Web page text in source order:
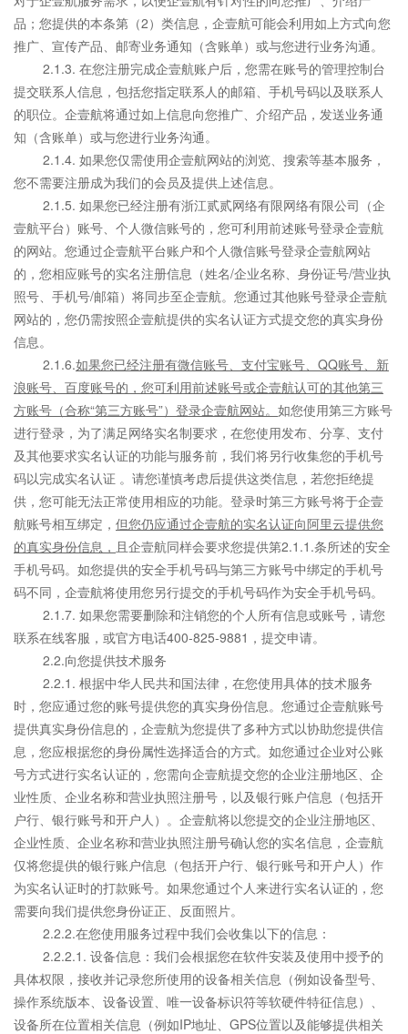
品；您提供的本条第（2）类信息，企壹航可能会利用如上方式向您
推广、宣传产品、邮寄业务通知（含账单）或与您进行业务沟通。
2.1.3. 在您注册完成企壹航账户后，您需在账号的管理控制台
提交联系人信息，包括您指定联系人的邮箱、手机号码以及联系人
的职位。企壹航将通过如上信息向您推广、介绍产品，发送业务通
知（含账单）或与您进行业务沟通。
2.1.4. 如果您仅需使用企壹航网站的浏览、搜索等基本服务，
您不需要注册成为我们的会员及提供上述信息。
2.1.5. 如果您已经注册有浙江贰贰网络有限网络有限公司（企
壹航平台）账号、个人微信账号的，您可利用前述账号登录企壹航
的网站。您通过企壹航平台账户和个人微信账号登录企壹航网站
的，您相应账号的实名注册信息（姓名/企业名称、身份证号/营业执
照号、手机号/邮箱）将同步至企壹航。您通过其他账号登录企壹航
网站的，您仍需按照企壹航提供的实名认证方式提交您的真实身份
信息。
2.1.6.如果您已经注册有微信账号、支付宝账号、QQ账号、新
浪账号、百度账号的，您可利用前述账号或企壹航认可的其他第三
方账号（合称“第三方账号”）登录企壹航网站。 如您使用第三方账号
进行登录，为了满足网络实名制要求，在您使用发布、分享、支付
及其他要求实名认证的功能与服务前，我们将另行收集您的手机号
码以完成实名认证 。请您谨慎考虑后提供这类信息，若您拒绝提
供，您可能无法正常使用相应的功能。登录时第三方账号将于企壹
航账号相互绑定， 但您仍应通过企壹航的实名认证向阿里云提供您
的真实身份信息， 且企壹航同样会要求您提供第2.1.1.条所述的安全
手机号码。如您提供的安全手机号码与第三方账号中绑定的手机号
码不同，企壹航将使用您另行提交的手机号码作为安全手机号码。
2.1.7. 如果您需要删除和注销您的个人所有信息或账号，请您
联系在线客服，或官方电话400-825-9881，提交申请。
2.2.向您提供技术服务
2.2.1. 根据中华人民共和国法律，在您使用具体的技术服务
时，您应通过您的账号提供您的真实身份信息。您通过企壹航账号
提供真实身份信息的，企壹航为您提供了多种方式以协助您提供信
息，您应根据您的身份属性选择适合的方式。如您通过企业对公账
号方式进行实名认证的，您需向企壹航提交您的企业注册地区、企
业性质、企业名称和营业执照注册号，以及银行账户信息（包括开
户行、银行账号和开户人）。企壹航将以您提交的企业注册地区、
企业性质、企业名称和营业执照注册号确认您的实名信息，企壹航
仅将您提供的银行账户信息（包括开户行、银行账号和开户人）作
为实名认证时的打款账号。如果您通过个人来进行实名认证的，您
需要向我们提供您身份证正、反面照片。
2.2.2.在您使用服务过程中我们会收集以下的信息：
2.2.2.1. 设备信息：我们会根据您在软件安装及使用中授予的
具体权限，接收并记录您所使用的设备相关信息（例如设备型号、
操作系统版本、设备设置、唯一设备标识符等软硬件特征信息）、
设备所在位置相关信息（例如IP地址、GPS位置以及能够提供相关